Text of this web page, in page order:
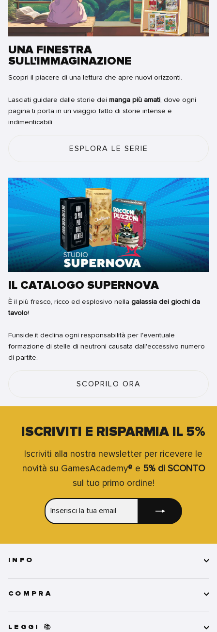
UNA FINESTRA
SULL'IMMAGINAZIONE
Scopri il piacere di una lettura che apre nuovi orizzonti.
Lasciati guidare dalle storie dei manga più amati , dove ogni
pagina ti porta in un viaggio fatto di storie intense e
indimenticabili.
ESPLORA LE SERIE
IL CATALOGO SUPERNOVA
È il più fresco, ricco ed esplosivo nella galassia dei giochi da
tavolo!
Funside.it declina ogni responsabilità per l'eventuale
formazione di stelle di neutroni causata dall'eccessivo numero
di partite.
SCOPRILO ORA
ISCRIVITI E RISPARMIA IL 5%
Iscriviti alla nostra newsletter per ricevere le
novità su GamesAcademy® e 5% di SCONTO
sul tuo primo ordine!
LA
INFO
COMPRA
LEGGI 📚